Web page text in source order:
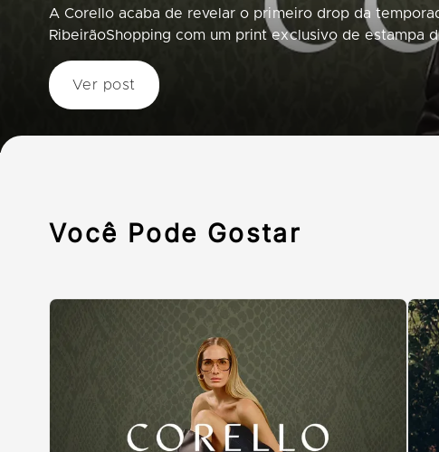
A Corello acaba de revelar o primeiro drop da
RibeirãoShopping com um print exclusivo de
Ver post
Você Pode Gostar